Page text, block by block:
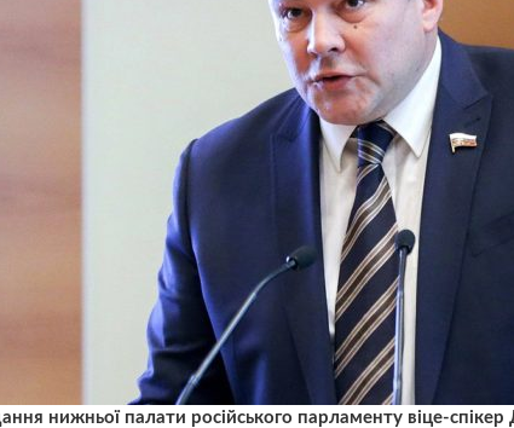
нижньої палати російського парламенту віце-